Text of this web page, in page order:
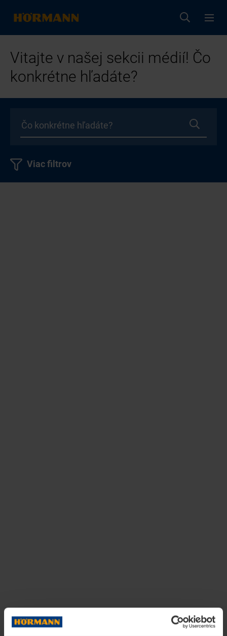
Vitajte v našej sekcii médií! Čo
konkrétne hľadáte?
Viac filtrov